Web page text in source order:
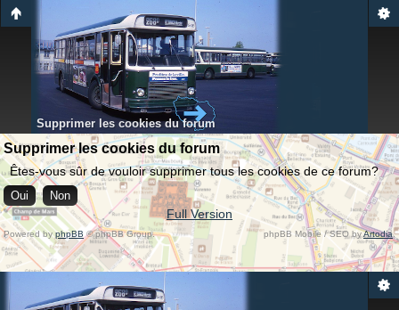
Supprimer les cookies du forum
Supprimer les cookies du forum
Êtes-vous sûr de vouloir supprimer tous les cookies de ce forum?
Full Version
Powered byphpBB © phpBB Group. phpBB Mobile / SEO byArtodia.